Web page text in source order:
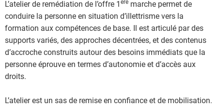
L’atelier de remédiation de l’offre 1 ère marche permet de
conduire la personne en situation d’illettrisme vers la
formation aux compétences de base. Il est articulé par des
supports variés, des approches décentrées, et des contenus
d’accroche construits autour des besoins immédiats que la
personne éprouve en termes d’autonomie et d’accès aux
droits.
L’atelier est un sas de remise en confiance et de mobilisation.